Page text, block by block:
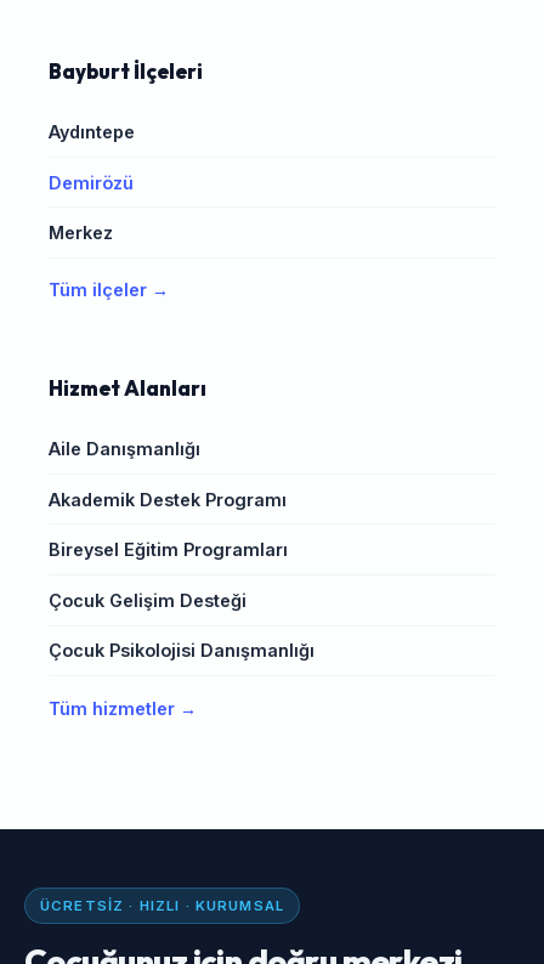
Bayburt İlçeleri
Aydıntepe
Demirözü
Merkez
Tüm ilçeler →
Hizmet Alanları
Aile Danışmanlığı
Akademik Destek Programı
Bireysel Eğitim Programları
Çocuk Gelişim Desteği
Çocuk Psikolojisi Danışmanlığı
Tüm hizmetler →
ÜCRETSIZ · HIZLI · KURUMSAL